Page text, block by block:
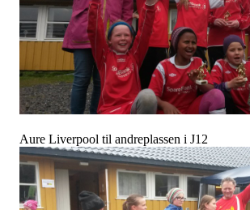
Aure Liverpool til andreplassen i J12